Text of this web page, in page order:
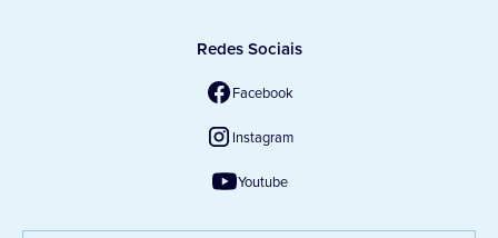
Redes Sociais
Facebook
Instagram
Youtube